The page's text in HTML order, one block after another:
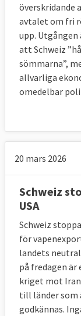
överskridande
avtalet om fri
upp. Utgången
att Schweiz
sömmarna”,
allvarliga
omedelbar
20 mars 2026
Schweiz
USA
Schweiz
för
landets
på fredagen är
kriget mot
till länder som
godkännas.